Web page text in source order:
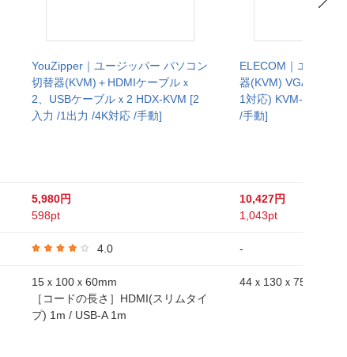
YouZipper｜ユージッパー パソコン
切替器(KVM)＋HDMIケーブルｘ
2、USBケーブルｘ2 HDX-KVM [2
入力 /1出力 /4K対応 /手動]
5,980円
598pt
4.0
15ｘ100ｘ60mm
［コードの長さ］HDMI(スリムタイ
プ) 1m / USB-A 1m
ELECOM｜エレコム
器(KVM) VGA対応
1対応) KVM-
/手動]
10,427円
1,043pt
-
44ｘ130ｘ75mm